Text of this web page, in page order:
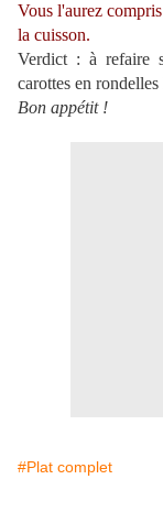
Vous l'aurez
la cuisson.
Verdict : à refaire
carottes en
Bon appétit !
#Plat complet